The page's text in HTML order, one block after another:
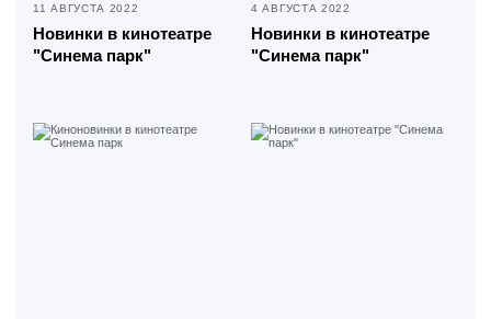
11 АВГУСТА 2022
Новинки в кинотеатре
"Синема парк"
4 АВГУСТА 2022
Новинки в кинотеатре
"Синема парк"